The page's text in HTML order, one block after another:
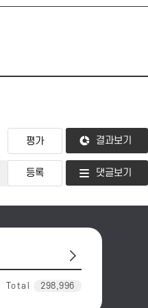
결과보기
댓글보기
Total 298,996